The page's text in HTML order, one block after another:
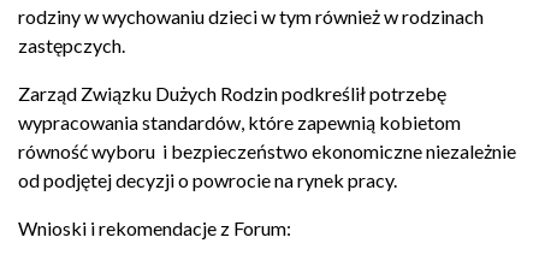
rodziny w wychowaniu dzieci w tym również w rodzinach
zastępczych.
Zarząd Związku Dużych Rodzin podkreślił potrzebę
wypracowania standardów, które zapewnią kobietom
równość wyboru i bezpieczeństwo ekonomiczne niezależnie
od podjętej decyzji o powrocie na rynek pracy.
Wnioski i rekomendacje z Forum: